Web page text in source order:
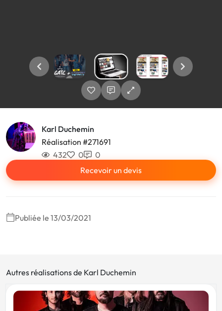
Karl Duchemin
Réalisation #271691
432
0
0
Recevoir un devis
Publiée le 13/03/2021
Autres réalisations de Karl Duchemin